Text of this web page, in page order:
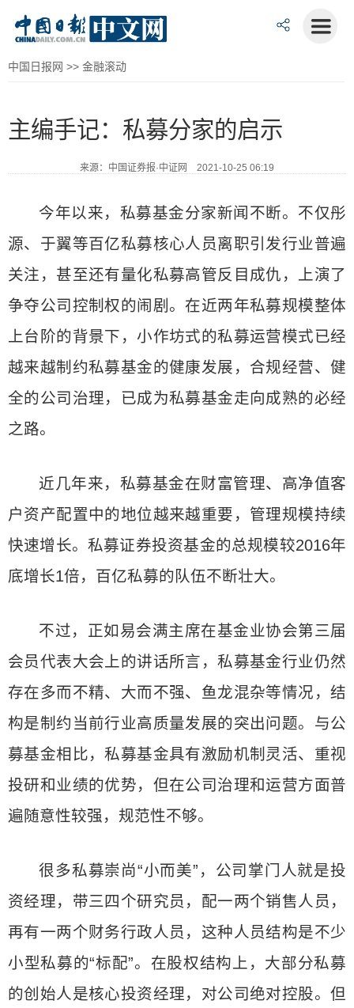
中国日报网 >> 金融滚动
主编手记：私募分家的启示
来源：中国证券报·中证网 2021-10-25 06:19
今年以来，私募基金分家新闻不断。不仅彤
源、于翼等百亿私募核心人员离职引发行业普遍
关注，甚至还有量化私募高管反目成仇，上演了
争夺公司控制权的闹剧。在近两年私募规模整体
上台阶的背景下，小作坊式的私募运营模式已经
越来越制约私募基金的健康发展，合规经营、健
全的公司治理，已成为私募基金走向成熟的必经
之路。
近几年来，私募基金在财富管理、高净值客
户资产配置中的地位越来越重要，管理规模持续
快速增长。私募证券投资基金的总规模较2016年
底增长1倍，百亿私募的队伍不断壮大。
不过，正如易会满主席在基金业协会第三届
会员代表大会上的讲话所言，私募基金行业仍然
存在多而不精、大而不强、鱼龙混杂等情况，结
构是制约当前行业高质量发展的突出问题。与公
募基金相比，私募基金具有激励机制灵活、重视
投研和业绩的优势，但在公司治理和运营方面普
遍随意性较强，规范性不够。
很多私募崇尚“小而美”，公司掌门人就是投
资经理，带三四个研究员，配一两个销售人员，
再有一两个财务行政人员，这种人员结构是不少
小型私募的“标配”。在股权结构上，大部分私募
的创始人是核心投资经理，对公司绝对控股。但